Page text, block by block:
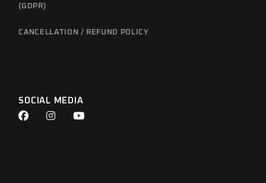
(GDPR)
CANCELLATION / REFUND POLICY
SOCIAL MEDIA